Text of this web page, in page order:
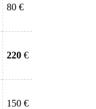
80 €
220 €
150 €